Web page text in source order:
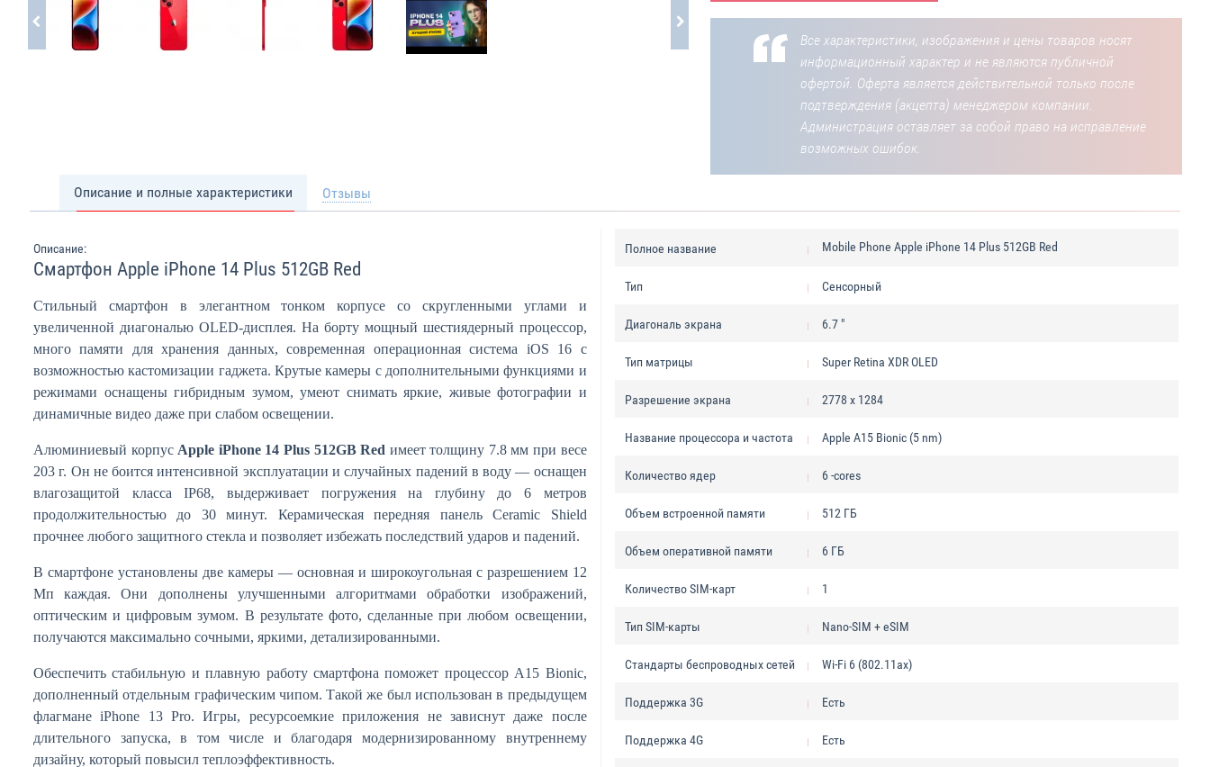
Все характеристики, изображения и цены товаров носят
информационный характер и не являются публичной
офертой. Оферта является действительной только после
подтверждения (акцепта) менеджером компании.
Администрация оставляет за собой право на исправление
возможных ошибок.
Описание и полные характеристики Отзывы
Описание:
Смартфон Apple iPhone 14 Plus 512GB Red
Стильный смартфон в элегантном тонком корпусе со скругленными углами и
увеличенной диагональю OLED-дисплея. На борту мощный шестиядерный процессор,
много памяти для хранения данных, современная операционная система iOS 16 с
возможностью кастомизации гаджета. Крутые камеры с дополнительными функциями и
режимами оснащены гибридным зумом, умеют снимать яркие, живые фотографии и
динамичные видео даже при слабом освещении.
Алюминиевый корпус Apple iPhone 14 Plus 512GB Red имеет толщину 7.8 мм при весе
203 г. Он не боится интенсивной эксплуатации и случайных падений в воду — оснащен
влагозащитой класса IP68, выдерживает погружения на глубину до 6 метров
продолжительностью до 30 минут. Керамическая передняя панель Ceramic Shield
прочнее любого защитного стекла и позволяет избежать последствий ударов и падений.
В смартфоне установлены две камеры — основная и широкоугольная с разрешением 12
Мп каждая. Они дополнены улучшенными алгоритмами обработки изображений,
оптическим и цифровым зумом. В результате фото, сделанные при любом освещении,
получаются максимально сочными, яркими, детализированными.
Обеспечить стабильную и плавную работу смартфона поможет процессор A15 Bionic,
дополненный отдельным графическим чипом. Такой же был использован в предыдущем
флагмане iPhone 13 Pro. Игры, ресурсоемкие приложения не зависнут даже после
длительного запуска, в том числе и благодаря модернизированному внутреннему
дизайну, который повысил теплоэффективность.
Полное название Mobile Phone Apple iPhone 14 Plus 512GB Red
Тип Сенсорный
Диагональ экрана 6.7 "
Тип матрицы Super Retina XDR OLED
Разрешение экрана 2778 x 1284
Название процессора и частота Apple A15 Bionic (5 nm)
Количество ядер 6 -cores
Объем встроенной памяти 512 ГБ
Объем оперативной памяти 6 ГБ
Количество SIM-карт 1
Тип SIM-карты Nano-SIM + eSIM
Стандарты беспроводных сетей Wi-Fi 6 (802.11ax)
Поддержка 3G Есть
Поддержка 4G Есть